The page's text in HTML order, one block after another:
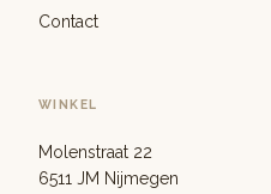
Contact
WINKEL
Molenstraat 22
6511 JM Nijmegen